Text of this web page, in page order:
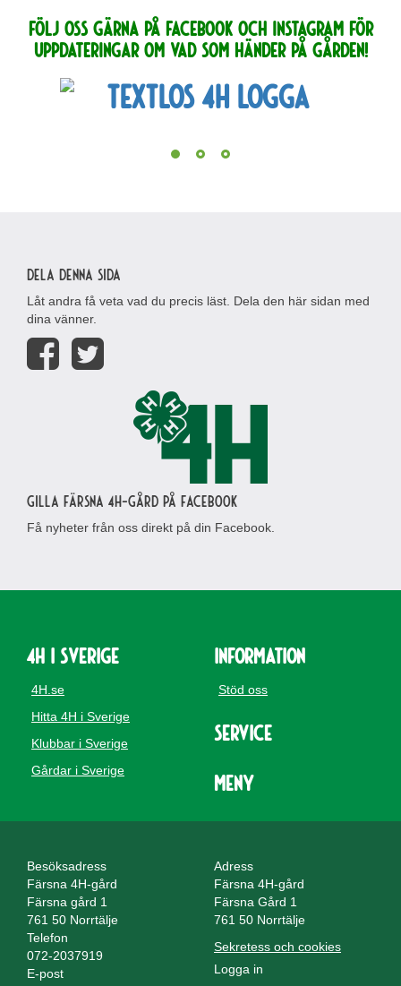
Följ oss GÄRNA på facebook OCH INSTAGRAM FÖR
UPPDATERINGAR OM VAD SOM HÄNDER PÅ GÅRDEN!
Dela denna sida
Låt andra få veta vad du precis läst. Dela den här sidan med
dina vänner.
Gilla Färsna 4H-gård på Facebook
Få nyheter från oss direkt på din Facebook.
4H i Sverige
4H.se
Hitta 4H i Sverige
Klubbar i Sverige
Gårdar i Sverige
Information
Stöd oss
Service
Meny
Besöksadress
Färsna 4H-gård
Färsna gård 1
761 50 Norrtälje
Adress
Färsna 4H-gård
Färsna Gård 1
761 50 Norrtälje
Telefon
072-2037919
E-post
Sekretess och cookies
Logga in